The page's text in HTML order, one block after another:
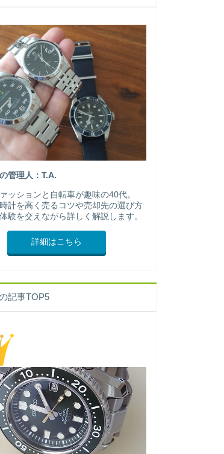
管理人：T.A.
ッションと自転車が趣味の40代。
計を高く売るコツや売却先の選び方
験を交えながら詳しく解説します。
詳細はこちら
記事TOP5